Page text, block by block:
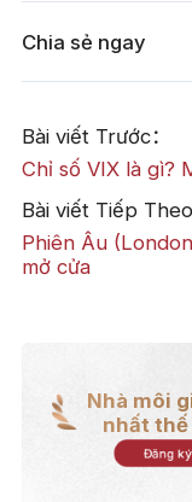
Chia sẻ ngay
Bài viết Trước：
Chỉ số VIX là gì?
Bài viết Tiếp Theo
Phiên Âu
mở cửa
Nhà môi
nhất thế
Đăng ký